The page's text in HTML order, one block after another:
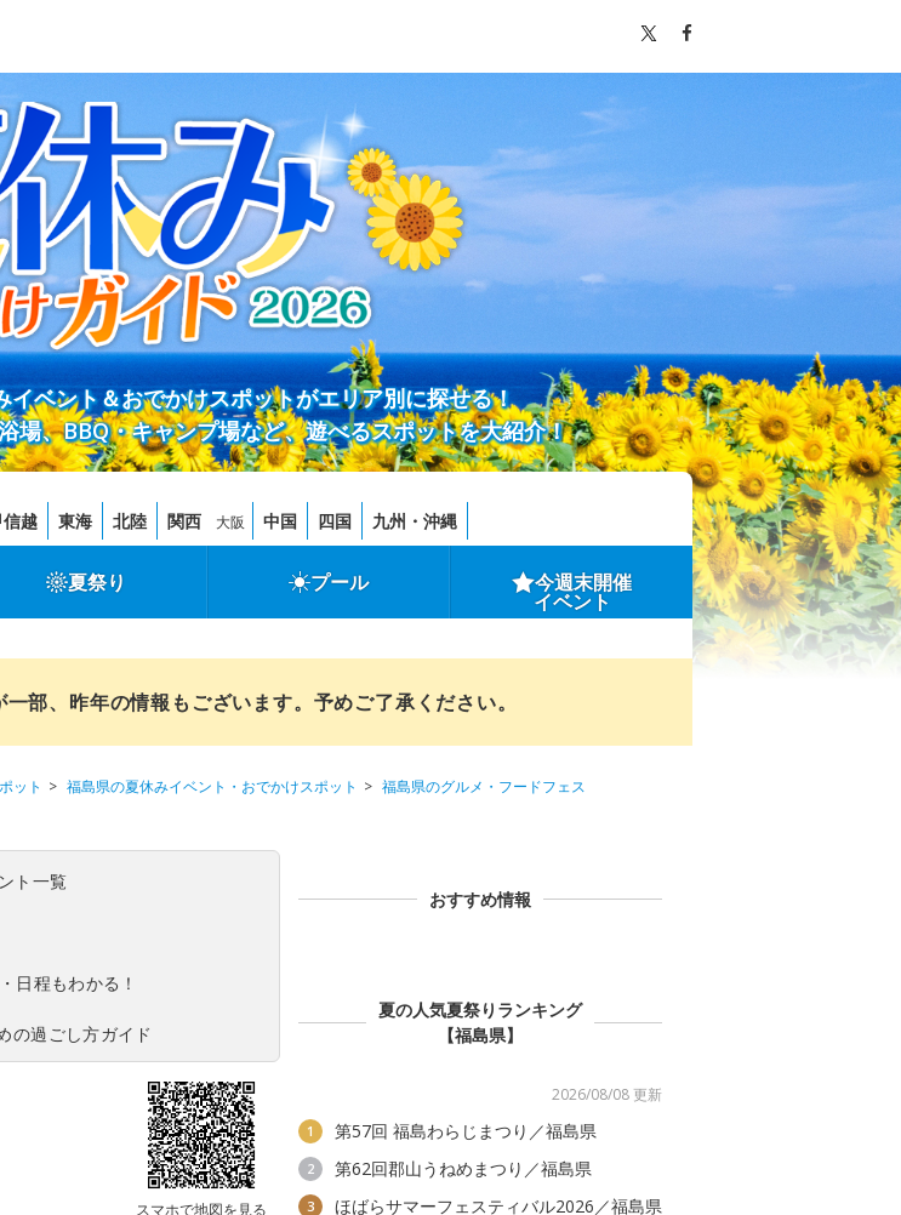
ベント＆おでかけスポットがエリア別に探せる！
場、BBQ・キャンプ場など、遊べるスポットを大紹介！
信越 東海 北陸 関西 大阪 中国 四国 九州・沖縄
夏祭り プール 今週末開催
イベント
部、昨年の情報もございます。予めご了承ください。
ット 福島県の夏休みイベント・おでかけスポット
福島県のグルメ・フードフェス
ト一覧
日程もわかる！
の過ごし方ガイド
スマホで地図を見る
おすすめ情報
夏の人気夏祭りランキング
【福島県】
2026/08/08 更新
1 第57回 福島わらじまつり／福島県
2 第62回郡山うねめまつり／福島県
3 ほばらサマーフェスティバル2026／福島県